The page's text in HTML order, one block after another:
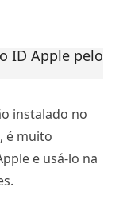
ID Apple pelo
instalado no
é muito
e usá-lo na